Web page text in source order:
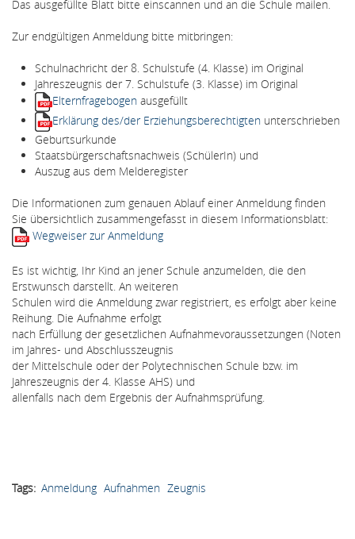
Das ausgefüllte Blatt bitte einscannen und an die Schule mailen.
Zur endgültigen Anmeldung bitte mitbringen:
Schulnachricht der 8. Schulstufe (4. Klasse) im Original
Jahreszeugnis der 7. Schulstufe (3. Klasse) im Original
Elternfragebogen ausgefüllt
Erklärung des/der Erziehungsberechtigten unterschrieben
Geburtsurkunde
Staatsbürgerschaftsnachweis (SchülerIn) und
Auszug aus dem Melderegister
Die Informationen zum genauen Ablauf einer Anmeldung finden
Sie übersichtlich zusammengefasst in diesem Informationsblatt:
Wegweiser zur Anmeldung
Es ist wichtig, Ihr Kind an jener Schule anzumelden, die den
Erstwunsch darstellt. An weiteren
Schulen wird die Anmeldung zwar registriert, es erfolgt aber keine
Reihung. Die Aufnahme erfolgt
nach Erfüllung der gesetzlichen Aufnahmevoraussetzungen (Noten
im Jahres- und Abschlusszeugnis
der Mittelschule oder der Polytechnischen Schule bzw. im
Jahreszeugnis der 4. Klasse AHS) und
allenfalls nach dem Ergebnis der Aufnahmsprüfung.
Tags Anmeldung Aufnahmen Zeugnis